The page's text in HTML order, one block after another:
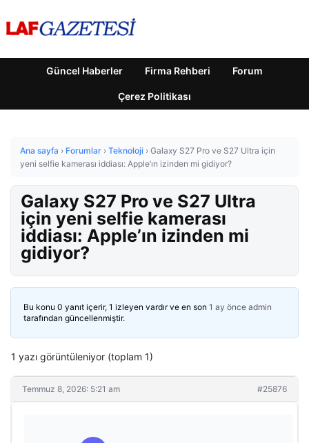
Güncel Haberler Firma Rehberi Forum
Çerez Politikası
Ana sayfa › Forumlar › Teknoloji › Galaxy S27 Pro ve S27 Ultra için
yeni selfie kamerası iddiası: Apple’ın izinden mi gidiyor?
Galaxy S27 Pro ve S27 Ultra
için yeni selfie kamerası
iddiası: Apple’ın izinden mi
gidiyor?
Bu konu 0 yanıt içerir, 1 izleyen vardır ve en son 1 ay önce admin
tarafından güncellenmiştir.
1 yazı görüntüleniyor (toplam 1)
Temmuz 8, 2026: 5:21 am #25876